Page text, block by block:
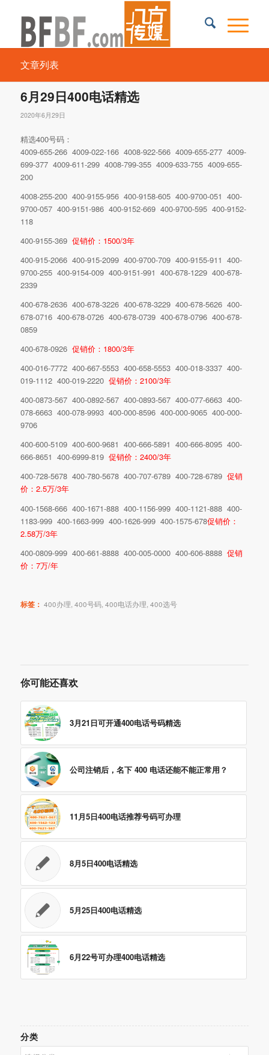
文章列表
6月29日400电话精选
2020年6月29日
精选400号码：
4009-655-266 4009-022-166 4008-922-566 4009-655-277 4009-
699-377 4009-611-299 4008-799-355 4009-633-755 4009-655-
200
4008-255-200 400-9155-956 400-9158-605 400-9700-051 400-
9700-057 400-9151-986 400-9152-669 400-9700-595 400-9152-
118
400-9155-369 促销价：1500/3年
400-915-2066 400-915-2099 400-9700-709 400-9155-911 400-
9700-255 400-9154-009 400-9151-991 400-678-1229 400-678-
2339
400-678-2636 400-678-3226 400-678-3229 400-678-5626 400-
678-0716 400-678-0726 400-678-0739 400-678-0796 400-678-
0859
400-678-0926 促销价：1800/3年
400-016-7772 400-667-5553 400-658-5553 400-018-3337 400-
019-1112 400-019-2220 促销价：2100/3年
400-0873-567 400-0892-567 400-0893-567 400-077-6663 400-
078-6663 400-078-9993 400-000-8596 400-000-9065 400-000-
9706
400-600-5109 400-600-9681 400-666-5891 400-666-8095 400-
666-8651 400-6999-819 促销价：2400/3年
400-728-5678 400-780-5678 400-707-6789 400-728-6789 促销
价：2.5万/3年
400-1568-666 400-1671-888 400-1156-999 400-1121-888 400-
1183-999 400-1663-999 400-1626-999 400-1575-678促销价：
2.58万/3年
400-0809-999 400-661-8888 400-005-0000 400-606-8888 促销
价：7万/年
标签： 400办理 400号码, 400电话办理 400选号
你可能还喜欢
3月21日可开通400电话号码精选
公司注销后，名下 400 电话还能不能正常用？
11月5日400电话推荐号码可办理
8月5日400电话精选
5月25日400电话精选
6月22号可办理400电话精选
分类